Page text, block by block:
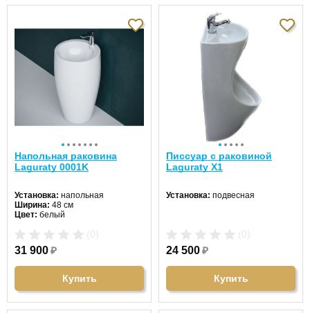
Напольная раковина
Laguraty 0001K
Установка: напольная
Ширина: 48 см
Цвет: белый
31 900₽
Купить
Писсуар с раковиной
Laguraty Х1
Установка: подвесная
24 500₽
Купить